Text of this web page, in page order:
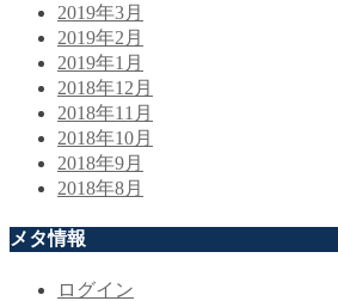
2019年3月
2019年2月
2019年1月
2018年12月
2018年11月
2018年10月
2018年9月
2018年8月
メタ情報
ログイン